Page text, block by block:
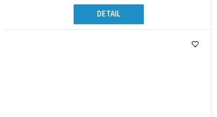
DETAIL